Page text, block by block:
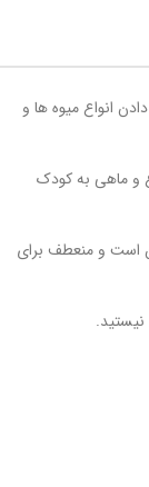
انواع میوه ها و
و ماهی به کودک
جنس سیلیکون است و منعطف برای